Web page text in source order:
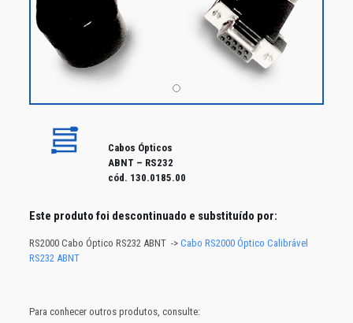
Cabos Ópticos
ABNT – RS232
cód. 130.0185.00
Este produto foi descontinuado e substituído por:
RS2000 Cabo Óptico RS232 ABNT -> Cabo RS2000 Óptico Calibrável
RS232 ABNT
Para conhecer outros produtos, consulte: